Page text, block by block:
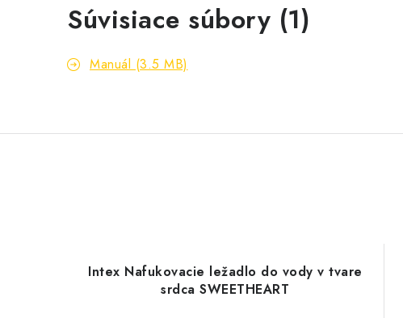
Súvisiace súbory (1)
Manuál (3.5 MB)
Intex Nafukovacie ležadlo do vody v tvare
srdca SWEETHEART